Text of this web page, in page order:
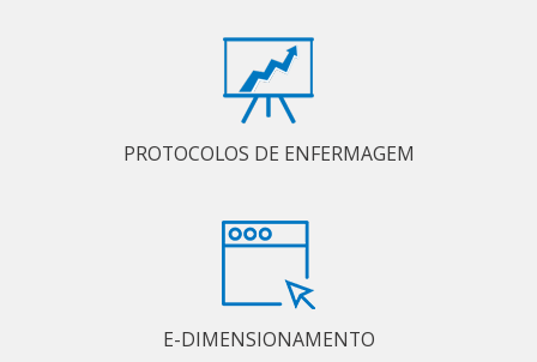
PROTOCOLOS DE ENFERMAGEM
E-DIMENSIONAMENTO